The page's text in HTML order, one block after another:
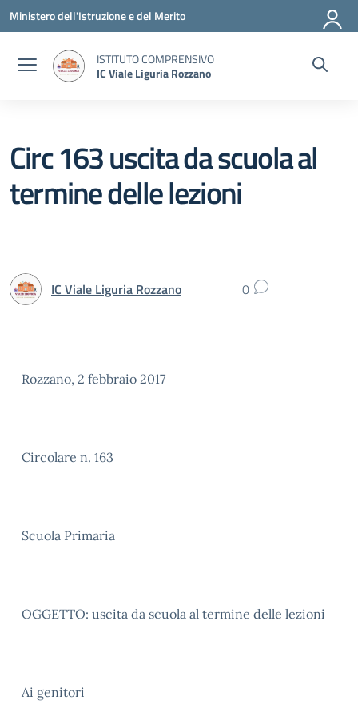
Vai ai contenuti
Vai al menu di navigazione
Vai al footer
Ministero dell'Istruzione e del Merito
ISTITUTO COMPRENSIVO
IC Viale Liguria Rozzano
Circ 163 uscita da scuola al
termine delle lezioni
IC Viale Liguria Rozzano 0
Rozzano, 2 febbraio 2017
Circolare n. 163
Scuola Primaria
OGGETTO: uscita da scuola al termine delle lezioni
Ai genitori